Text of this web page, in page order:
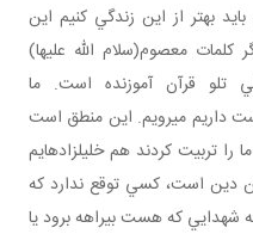
بهتر از اين زندگي کنيم اين
کلمات معصوم(سلام الله عليها)
قرآن آموزنده است. ما
داريم مي رويم. اين منطق است
تربيت کردند هم خليل زاده ايم
دين است، کسي توقع ندارد که
شهدايي که هست بيراهه برود يا